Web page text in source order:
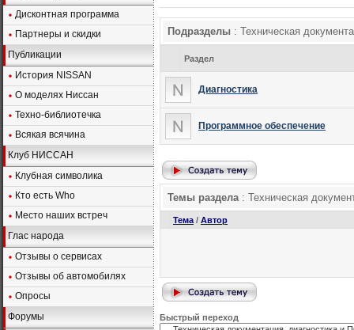
Дисконтная программа
Партнеры и скидки
Публикации
История NISSAN
О моделях Ниссан
Техно-библиотечка
Всякая всячина
Клуб НИССАН
Клубная символика
Кто есть Who
Место наших встреч
Глас народа
Отзывы о сервисах
Отзывы об автомобилях
Опросы
Форумы
Подразделы : Техническая
Раздел
Диагностика
Программное обеспечение
Темы раздела: Техническая
Тема / Автор
Быстрый переход